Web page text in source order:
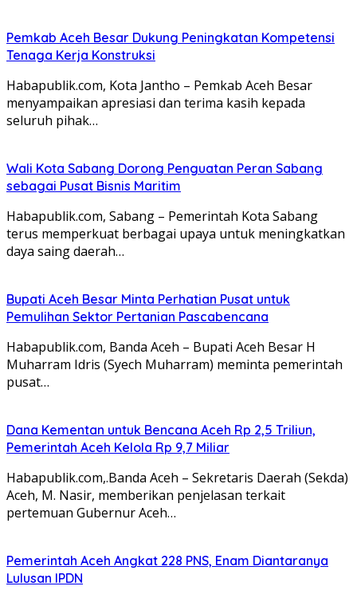
Pemkab Aceh Besar Dukung Peningkatan Kompetensi
Tenaga Kerja Konstruksi
Habapublik.com, Kota Jantho – Pemkab Aceh Besar
menyampaikan apresiasi dan terima kasih kepada
seluruh pihak…
Wali Kota Sabang Dorong Penguatan Peran Sabang
sebagai Pusat Bisnis Maritim
Habapublik.com, Sabang – Pemerintah Kota Sabang
terus memperkuat berbagai upaya untuk meningkatkan
daya saing daerah…
Bupati Aceh Besar Minta Perhatian Pusat untuk
Pemulihan Sektor Pertanian Pascabencana
Habapublik.com, Banda Aceh – Bupati Aceh Besar H
Muharram Idris (Syech Muharram) meminta pemerintah
pusat…
Dana Kementan untuk Bencana Aceh Rp 2,5 Triliun,
Pemerintah Aceh Kelola Rp 9,7 Miliar
Habapublik.com,.Banda Aceh – Sekretaris Daerah (Sekda)
Aceh, M. Nasir, memberikan penjelasan terkait
pertemuan Gubernur Aceh…
Pemerintah Aceh Angkat 228 PNS, Enam Diantaranya
Lulusan IPDN